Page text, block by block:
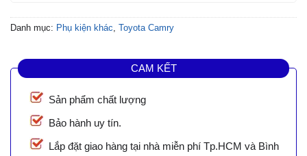
Danh mục: Phụ kiện khác Toyota Camry
CAM KẾT
Sản phẩm chất lượng
Bảo hành uy tín.
Lắp đặt giao hàng tại nhà miễn phí Tp.HCM và Bình